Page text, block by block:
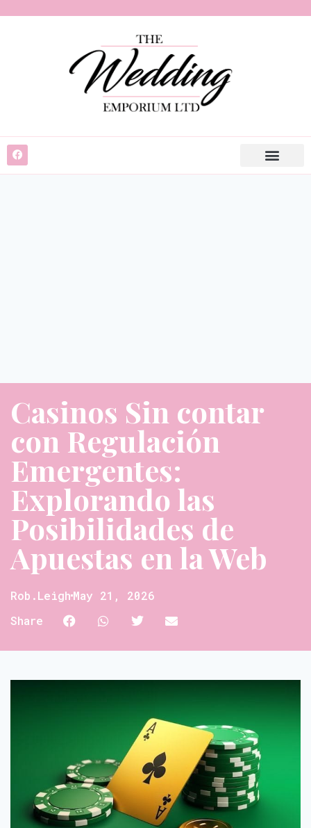
Casinos Sin contar
con Regulación
Emergentes:
Explorando las
Posibilidades de
Apuestas en la Web
Rob.leigh May 21, 2026
Share